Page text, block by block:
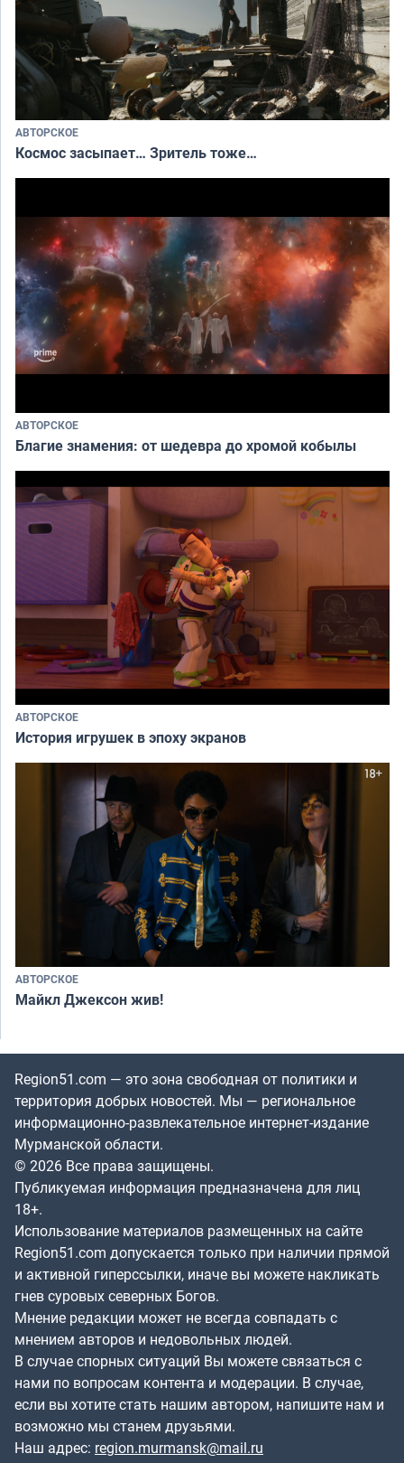
АВТОРСКОЕ
Космос засыпает… Зритель тоже…
АВТОРСКОЕ
Благие знамения: от шедевра до хромой кобылы
АВТОРСКОЕ
История игрушек в эпоху экранов
АВТОРСКОЕ
Майкл Джексон жив!
Region51.com — это зона свободная от политики и
территория добрых новостей. Мы — региональное
информационно-развлекательное интернет-издание
Мурманской области.
© 2026 Все права защищены.
Публикуемая информация предназначена для лиц
18+.
Использование материалов размещенных на сайте
Region51.com допускается только при наличии прямой
и активной гиперссылки, иначе вы можете накликать
гнев суровых северных Богов.
Мнение редакции может не всегда совпадать с
мнением авторов и недовольных людей.
В случае спорных ситуаций Вы можете связаться с
нами по вопросам контента и модерации. В случае,
если вы хотите стать нашим автором, напишите нам и
возможно мы станем друзьями.
Наш адрес: region.murmansk@mail.ru